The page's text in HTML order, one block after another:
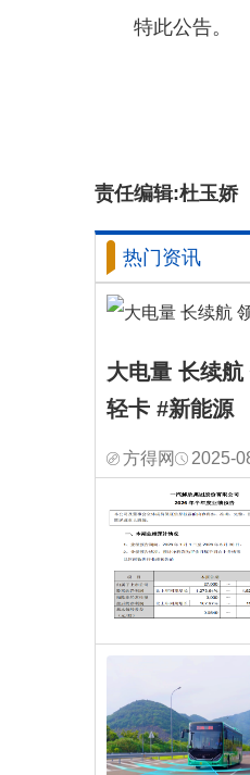
特此公告。
责任编辑:杜玉娇
热门资讯
大电量 长续
轻卡 #新能源
方得网 2025-